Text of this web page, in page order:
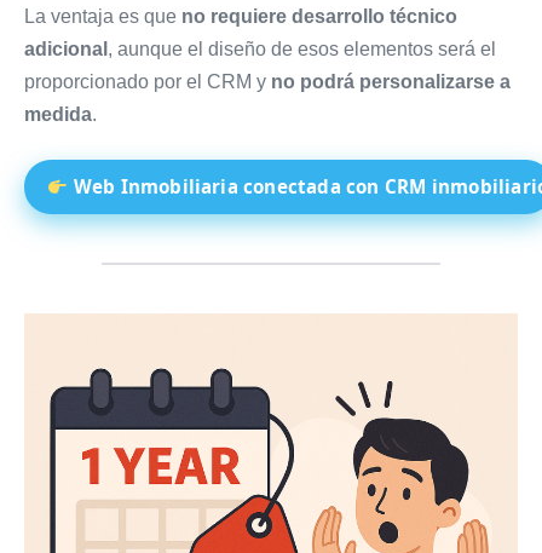
La ventaja es que no requiere desarrollo técnico
adicional , aunque el diseño de esos elementos será el
proporcionado por el CRM y no podrá personalizarse a
medida.
Web Inmobiliaria conectada con CRM